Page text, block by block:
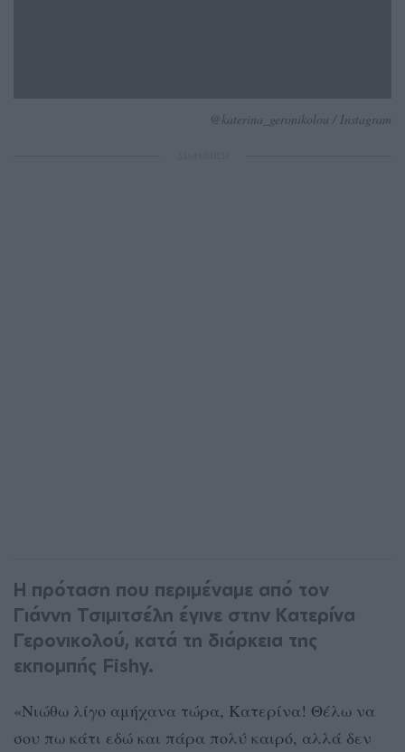
@katerina_geronikolou / Instagram
H πρόταση που περιμέναμε από τον
Γιάννη Τσιμιτσέλη έγινε στην Κατερίνα
Γερονικολού, κατά τη διάρκεια της
εκπομπής Fishy.
«Νιώθω λίγο αμήχανα τώρα, Κατερίνα! Θέλω να
σου πω κάτι εδώ και πάρα πολύ καιρό, αλλά δεν